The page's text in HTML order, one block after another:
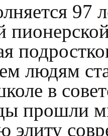
97
людям
в
прошли
элиту